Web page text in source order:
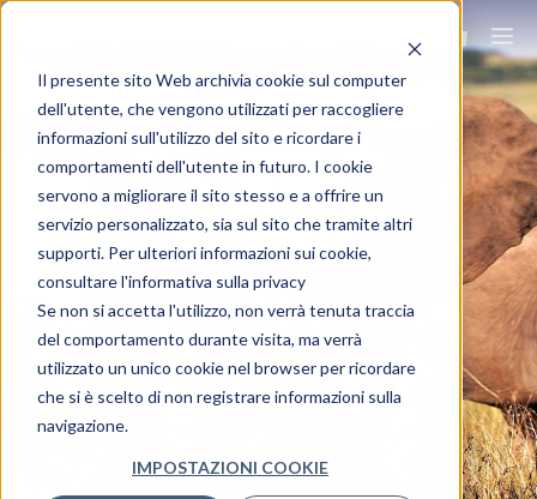
Il presente sito Web archivia cookie sul computer
dell'utente, che vengono utilizzati per raccogliere
informazioni sull'utilizzo del sito e ricordare i
comportamenti dell'utente in futuro. I cookie
servono a migliorare il sito stesso e a offrire un
servizio personalizzato, sia sul sito che tramite altri
supporti. Per ulteriori informazioni sui cookie,
consultare l'informativa sulla privacy
Se non si accetta l'utilizzo, non verrà tenuta traccia
del comportamento durante visita, ma verrà
utilizzato un unico cookie nel browser per ricordare
che si è scelto di non registrare informazioni sulla
navigazione.
IMPOSTAZIONI COOKIE
Viaggia ovunque,
viaggia Ovet.